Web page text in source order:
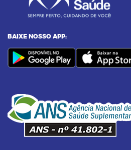
BAIXE NOSSO APP: